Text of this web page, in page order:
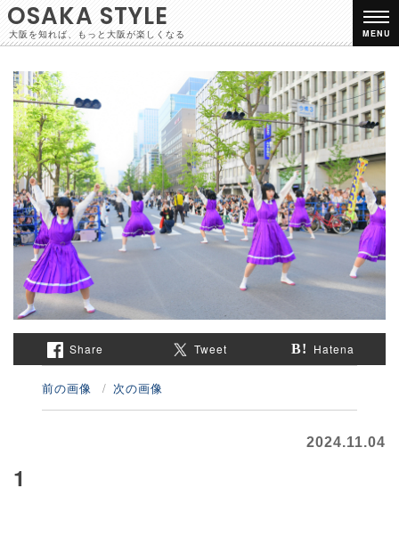
OSAKA STYLE
大阪を知れば、もっと大阪が楽しくなる MENU
Share Tweet Hatena
前の画像 次の画像
2024.11.04
1